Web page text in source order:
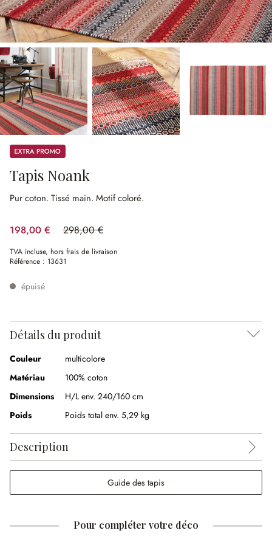
Promos
Tapis Noank
Pur coton. Tissé main. Motif coloré.
198,00 € 298,00 €
(33.56%spared)
TVA incluse, hors frais de livraison
Référence : 13631
épuisé
Détails du produit
Couleur
multicolore
Matériau
100% coton
Dimensions
H/L env. 240/160 cm
Poids
Poids total env. 5,29 kg
Description
Guide des tapis
Pour compléter votre déco